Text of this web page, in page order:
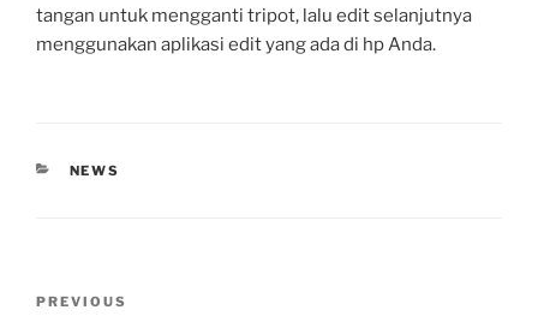
tangan untuk mengganti tripot, lalu edit selanjutnya
menggunakan aplikasi edit yang ada di hp Anda.
CATEGORIES
NEWS
Previous
PREVIOUS